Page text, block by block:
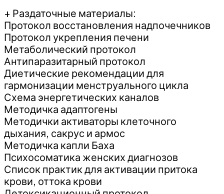
+ Раздаточные материалы:
Протокол восстановления надпочечников
Протокол укрепления печени
Метаболический протокол
Антипаразитарный протокол
Диетические рекомендации для
гармонизации менструального цикла
Схема энергетических каналов
Методичка адаптогены
Методички активаторы клеточного
дыхания, сакрус и армос
Методичка капли Баха
Психосоматика женских диагнозов
Список практик для активации притока
крови, оттока крови